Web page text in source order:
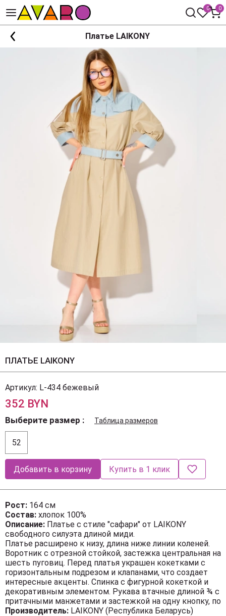
0 0
Платье LAIKONY
ПЛАТЬЕ LAIKONY
Артикул: L-434 бежевый
352 BYN
Выберите размер Таблица размеров
52
Добавить в корзину Купить в 1 клик
Рост: 164 см
Состав: хлопок 100%
Описание: Платье с стиле "сафари" от LAIKONY
свободного силуэта длиной миди.
Платье расширено к низу, длина ниже линии коленей.
Воротник с отрезной стойкой, застежка центральная на
шесть пуговиц. Перед платья украшен кокетками с
горизонтальным подрезом и клапанами, что создает
интересные акценты. Спинка с фигурной кокеткой и
декоративным элементом. Рукава втачные длиной ¾ с
притачными манжетами и застежкой на одну кнопку, по
шву аккуратные разрезы, обработанные окантовкой.
Производитель: LAIKONY (Республика Беларусь)